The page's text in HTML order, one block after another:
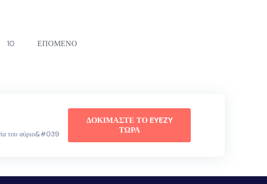
10 ΕΠΟΜΕΝΟ
του αύριο&#039
ΔΟΚΙΜΑΣΤΕ ΤΟ EYEZY
ΤΩΡΑ